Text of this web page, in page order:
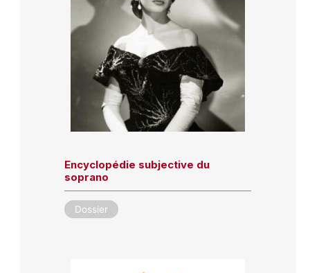
Encyclopédie subjective du
soprano
Dossier